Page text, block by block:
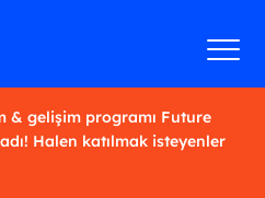
& gelişim programı Future
Halen katılmak isteyenler